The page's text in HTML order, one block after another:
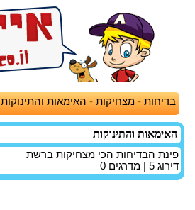
בדיחות -מצחיקות - האימאות והתינוקות
האימאות והתינוקות
פינת הבדיחות הכי מצחיקות ברשת
דירוג 5 | מדרגים 0